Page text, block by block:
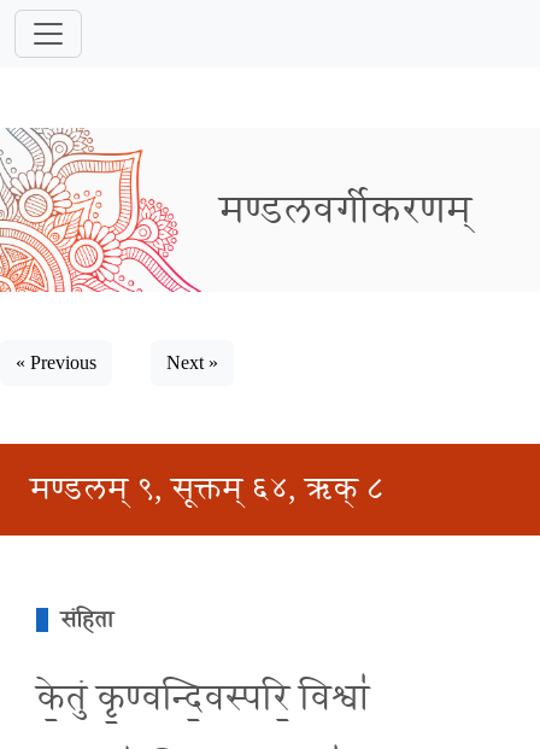
मण्डलवर्गीकरणम्
« Previous Next »
मण्डलम् ९, सूक्तम् ६४, ऋक् ८
संहिता
के॒तुं कृ॒ण्वन्दि॒वस्परि॒ विश्वा॑